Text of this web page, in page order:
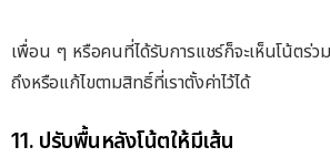
เพื่อน ๆ หรือคนที่ได้รับการแชร์ก็จะเห็นโน้ตร่วม
ถึงหรือแก้ไขตามสิทธิ์ที่เราตั้งค่าไว้ได้
11. ปรับพื้นหลังโน้ตให้มีเส้น